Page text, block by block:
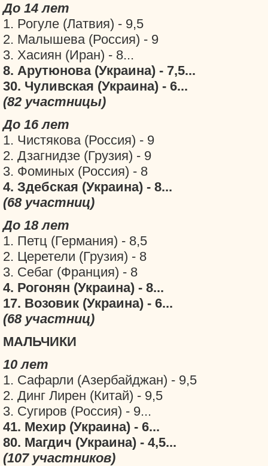
До 14 лет
1. Рогуле (Латвия) - 9,5
2. Малышева (Россия) - 9
3. Хасиян (Иран) - 8...
8. Арутюнова (Украина) - 7,5...
30. Чуливская (Украина) - 6...
(82 участницы)
До 16 лет
1. Чистякова (Россия) - 9
2. Дзагнидзе (Грузия) - 9
3. Фоминых (Россия) - 8
4. Здебская (Украина) - 8...
(68 участниц)
До 18 лет
1. Петц (Германия) - 8,5
2. Церетели (Грузия) - 8
3. Себаг (Франция) - 8
4. Рогонян (Украина) - 8...
17. Возовик (Украина) - 6...
(68 участниц)
МАЛЬЧИКИ
10 лет
1. Сафарли (Aзербайджан) - 9,5
2. Динг Лирен (Китай) - 9,5
3. Сугиров (Россия) - 9...
41. Мехир (Украина) - 6...
80. Магдич (Украина) - 4,5...
(107 участников)